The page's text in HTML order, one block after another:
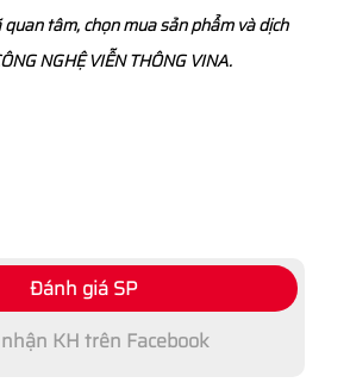
tâm, chọn mua sản phẩm và dịch
NGHỆ VIỄN THÔNG VINA.
Đánh giá SP
KH trên Facebook